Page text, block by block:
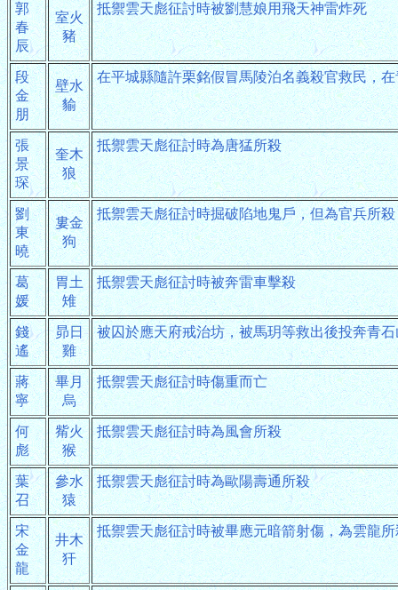
郭
春
辰
室火
豬
抵禦雲天彪征討時被劉慧娘用飛天神雷炸死
段
金
朋
壁水
貐
在平城縣隨許栗銘假冒馬陵泊名義殺官救民，
張
景
琛
奎木
狼
抵禦雲天彪征討時為唐猛所殺
劉
東
曉
婁金
狗
抵禦雲天彪征討時掘破陷地鬼戶，但為官兵所殺
葛
媛
胃土
雉
抵禦雲天彪征討時被奔雷車擊殺
錢
遙
昴日
雞
被囚於應天府戒治坊，被馬玥等救出後投奔青
蔣
寧
畢月
烏
抵禦雲天彪征討時傷重而亡
何
彪
觜火
猴
抵禦雲天彪征討時為風會所殺
葉
召
參水
猿
抵禦雲天彪征討時為歐陽壽通所殺
宋
金
龍
井木
犴
抵禦雲天彪征討時被畢應元暗箭射傷，為雲龍所